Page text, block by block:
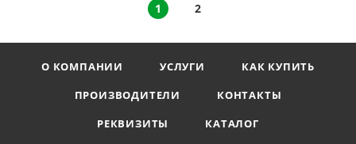
1 2
О КОМПАНИИ УСЛУГИ
КАК КУПИТЬ
ПРОИЗВОДИТЕЛИ
КОНТАКТЫ
РЕКВИЗИТЫ
КАТАЛОГ